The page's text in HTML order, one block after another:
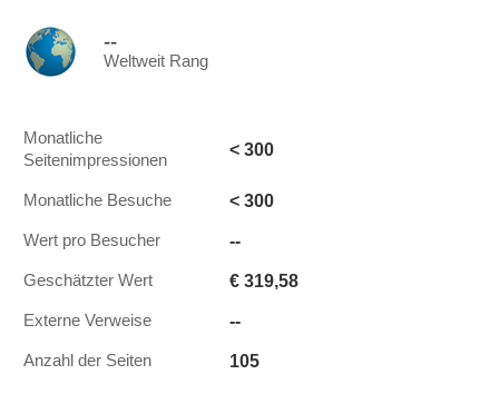
--
Weltweit Rang
Monatliche
Seitenimpressionen
< 300
Monatliche Besuche < 300
Wert pro Besucher --
Geschätzter Wert € 319,58
Externe Verweise --
Anzahl der Seiten 105